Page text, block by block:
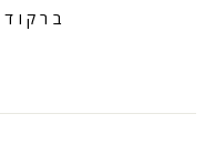
ברקוד :